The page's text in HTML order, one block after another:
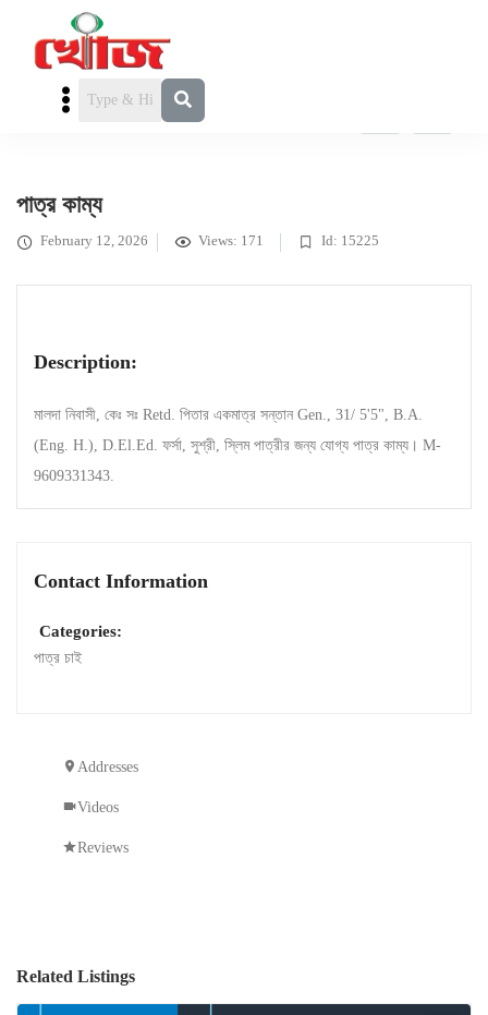
পাত্র কাম্য
February 12, 2026 Views: 171 Id: 15225
Description:
মালদা নিবাসী, কেঃ সঃ Retd. পিতার একমাত্র সন্তান Gen., 31/ 5'5", B.A.
(Eng. H.), D.El.Ed. ফর্সা, সুশ্রী, স্লিম পাত্রীর জন্য যোগ্য পাত্র কাম্য। M-
9609331343.
Contact Information
Categories:
পাত্র চাই
Addresses
Videos
Reviews
Related Listings